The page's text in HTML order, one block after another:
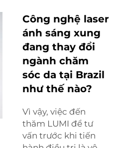
Công nghệ laser
ánh sáng xung
đang thay đổi
ngành chăm
sóc da tại Brazil
như thế nào?
Vì vậy, việc đến
thăm LUMI để tư
vấn trước khi tiến